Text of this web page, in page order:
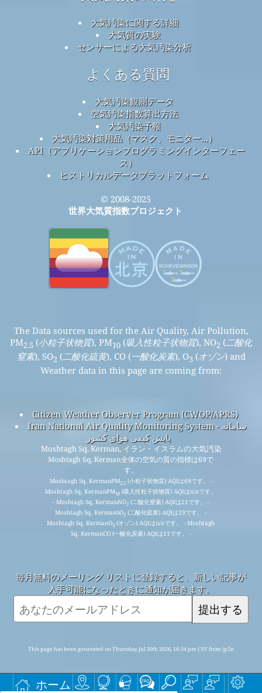
ホーム
大気汚染に関する詳細
大気質の実験
センサーによる大気汚染分析
よくある質問
大気汚染観測データ
空気汚染指数算出方法
大気汚染予報
大気汚染対策用品（マスク、モニター...）
API（アプリケーションプログラミングインターフェー
ス）
ヒストリカルデータプラットフォーム
© 2008-2025
世界大気質指数プロジェクト
The Data sources used for the Air Quality, Air Pollution,
PM2.5 (小粒子状物質), PM10 (吸入性粒子状物質), NO2 (二酸化
窒素), SO2 (二酸化硫黄), CO (一酸化炭素), O3 (オゾン) and
Weather data in this page are coming from:
Citizen Weather Observer Program (CWOP/APRS)
Iran National Air Quality Monitoring System - سامانه
پایش کیفی هوای کشور
Moshtagh Sq, Kerman, イラン・イスラムの大気汚染
Moshtagh Sq, Kerman全体の空気の質の指標は69で
す。
Moshtagh Sq, KermanPM2.5(小粒子状物質) AQIは69です。 -
Moshtagh Sq, KermanPM10 (吸入性粒子状物質) AQIはn/aです。
- Moshtagh Sq, KermanNO2(二酸化窒素) AQIは21です。 -
Moshtagh Sq, KermanSO2 (二酸化硫黄) AQIは29です。 -
Moshtagh Sq, KermanO3 (オゾン) AQIはn/aです。 - Moshtagh
Sq, KermanCO (一酸化炭素) AQIは11です。 -
毎月無料のメーリング リストに登録すると、新しい記事が
入手可能になったときに通知が届きます。
提出する
This page has been generated on Thursday, Jul 30th 2026, 16:54 pm CST from jp2n